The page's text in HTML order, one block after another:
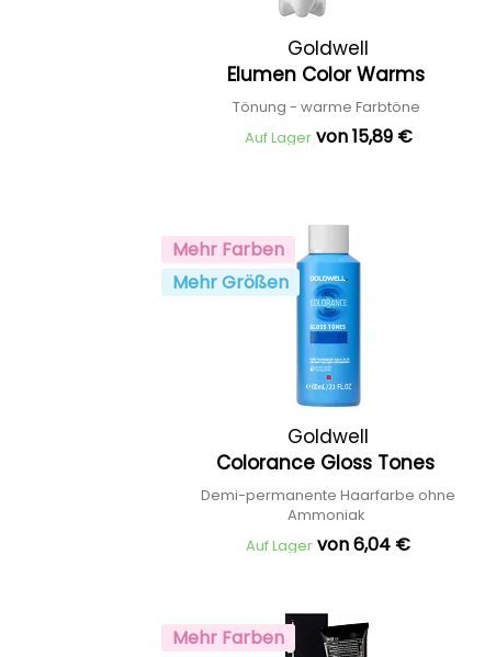
Goldwell
Elumen Color Warms
Tönung - warme Farbtöne
Auf Lager von 15,89 €
Mehr Farben
Mehr Größen
Goldwell
Colorance Gloss Tones
Demi-permanente Haarfarbe ohne
Ammoniak
Auf Lager von 6,04 €
Mehr Farben